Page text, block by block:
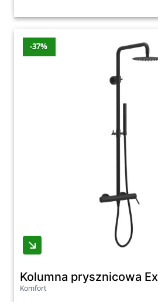
-37%
Kolumna prysznicowa
Komfort